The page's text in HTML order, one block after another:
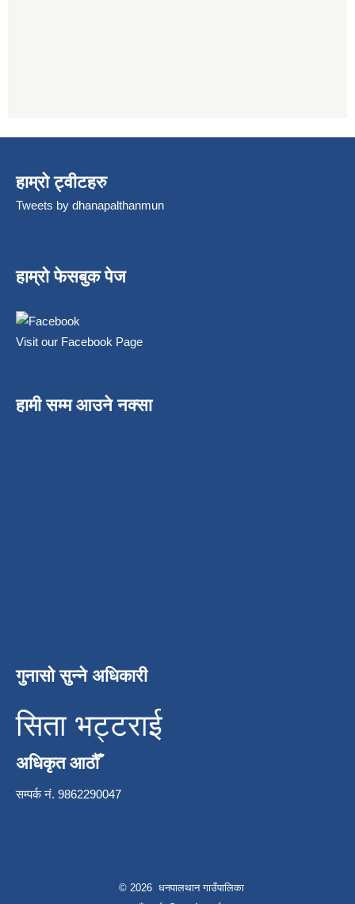
हाम्रो ट्वीटहरु
Tweets by dhanapalthanmun
हाम्रो फेसबुक पेज
Visit our Facebook Page
हामी सम्म आउने नक्सा
गुनासो सुन्ने अधिकारी
सिता भट्टराई
अधिकृत आठौँ
सम्पर्क नं. 9862290047
© 2026 धनपालथान गाउँपालिका